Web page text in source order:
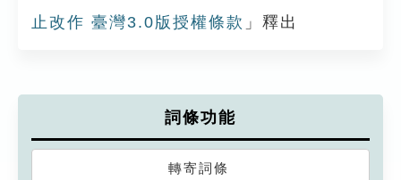
止改作 臺灣3.0版授權條款 」釋出
詞條功能
轉寄詞條